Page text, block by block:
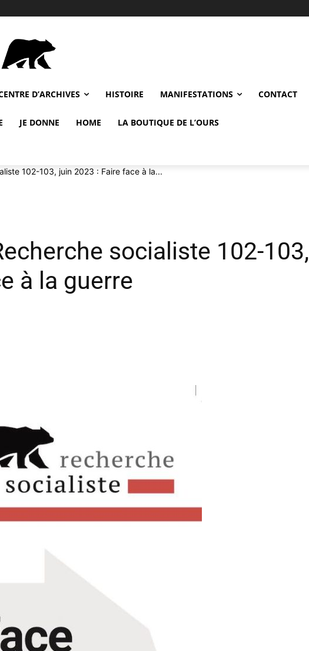
D’ARCHIVES HISTOIRE MANIFESTATIONS CONTACT
JE DONNE HOME LA BOUTIQUE DE L’OURS
102-103, juin 2023 : Faire face à la...
socialiste 102-103,
à la guerre